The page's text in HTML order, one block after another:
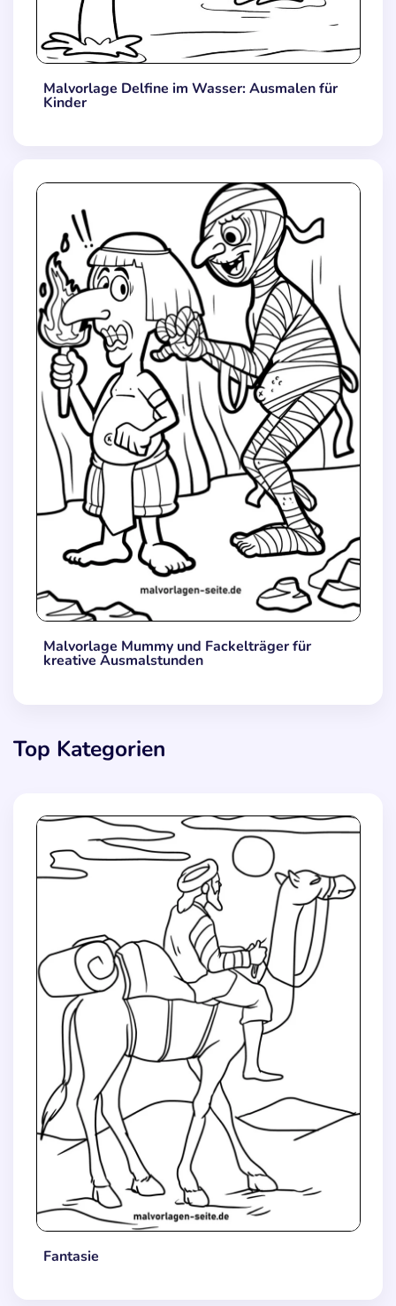
Malvorlage Delfine im Wasser: Ausmalen für
Kinder
Malvorlage Mummy und Fackelträger für
kreative Ausmalstunden
Top Kategorien
Fantasie